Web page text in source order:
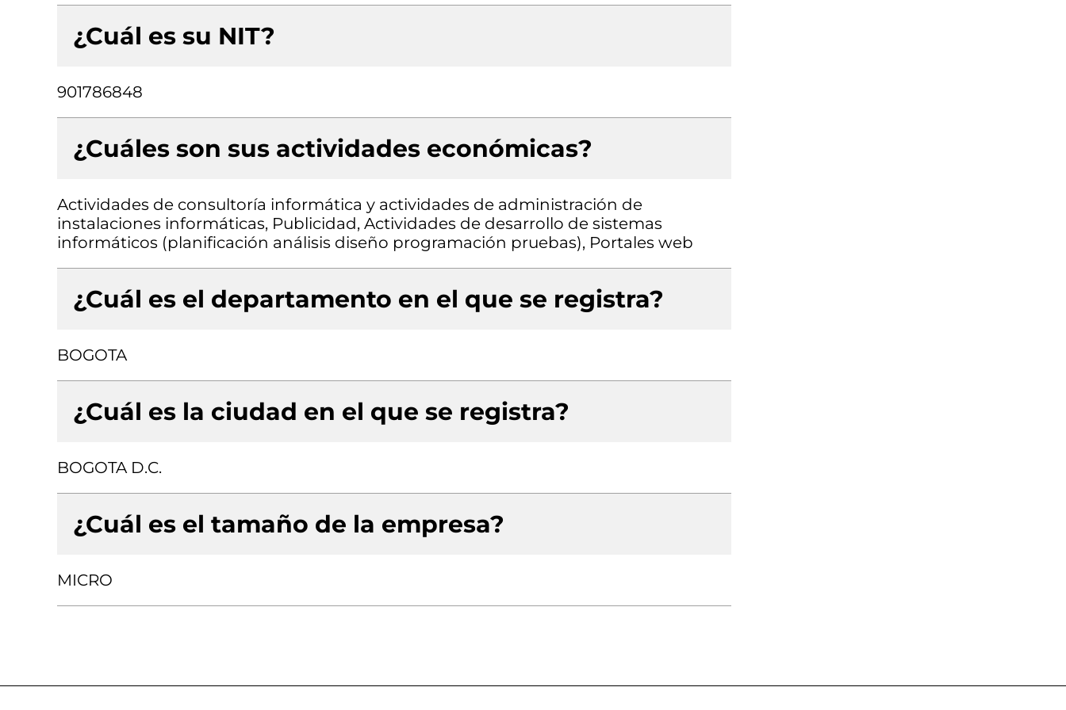
¿Cuál es su NIT?
901786848
¿Cuáles son sus actividades económicas?
Actividades de consultoría informática y actividades de administración de
instalaciones informáticas, Publicidad, Actividades de desarrollo de sistemas
informáticos (planificación análisis diseño programación pruebas), Portales web
¿Cuál es el departamento en el que se registra?
BOGOTA
¿Cuál es la ciudad en el que se registra?
BOGOTA D.C.
¿Cuál es el tamaño de la empresa?
MICRO